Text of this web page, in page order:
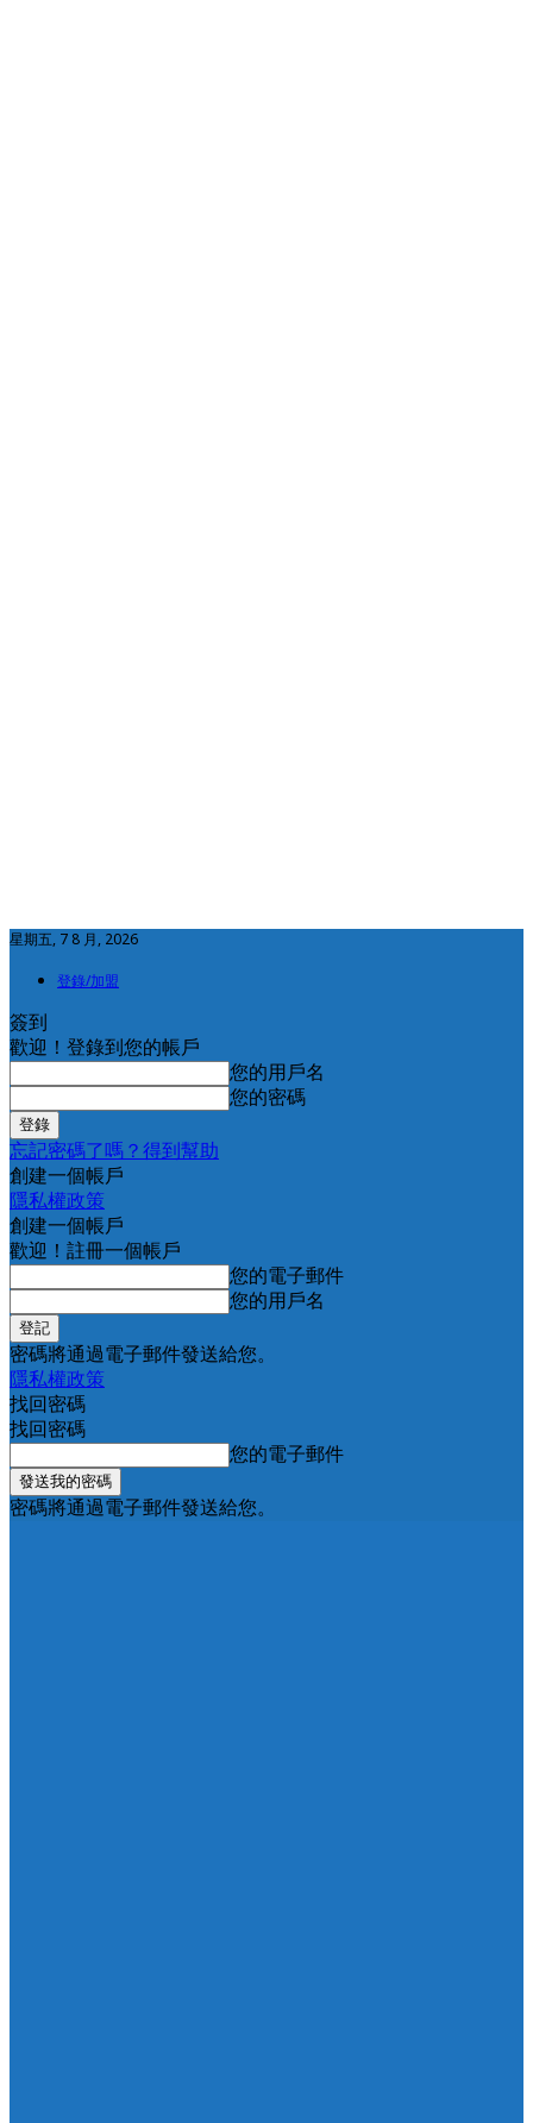
星期五, 7 8 月, 2026
登錄/加盟
簽到
歡迎！登錄到您的帳戶
您的用戶名
您的密碼
忘記密碼了嗎？得到幫助
創建一個帳戶
隱私權政策
創建一個帳戶
歡迎！註冊一個帳戶
您的電子郵件
您的用戶名
密碼將通過電子郵件發送給您。
隱私權政策
找回密碼
找回密碼
您的電子郵件
密碼將通過電子郵件發送給您。